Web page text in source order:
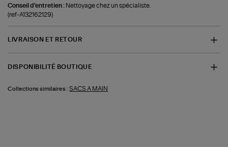
Conseil d'entretien : Nettoyage chez un spécialiste.
(ref-A132162129)
LIVRAISON ET RETOUR
DISPONIBILITÉ BOUTIQUE
Collections similaires : SACS A MAIN